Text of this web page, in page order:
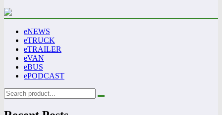
eNEWS
eTRUCK
eTRAILER
eVAN
eBUS
ePODCAST